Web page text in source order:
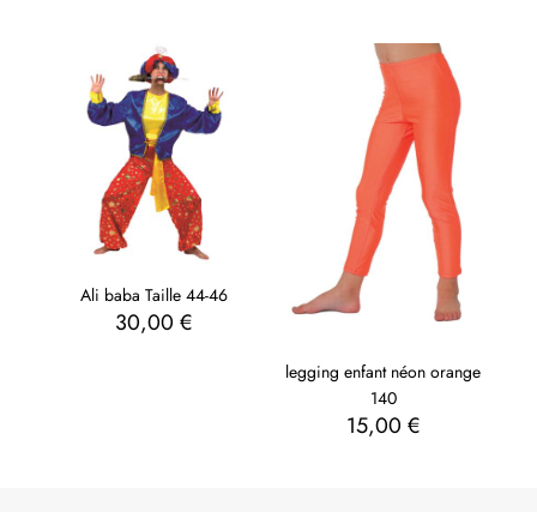
Ali baba Taille 44-46
30,00€
legging enfant néon orange
140
15,00 €